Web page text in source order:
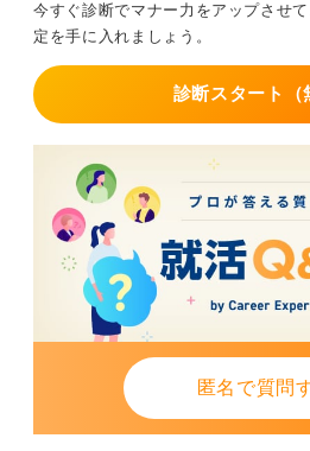
実務経験者枠などで経験年数を水
採用の根幹を揺るがす過信行為と
ある場合は、内定後の書類提出時
足説明してください。誠実な対応
重視される評価軸となります。
0
今すぐ診断でマナー力をアップさせ
定を手に入れましょう。
診断スタート（
匿名で質問